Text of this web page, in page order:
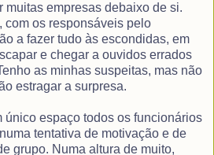
muitas empresas debaixo de si.
com os responsáveis pelo
a fazer tudo às escondidas, em
e chegar a ouvidos errados
as minhas suspeitas, mas não
estragar a surpresa.
único espaço todos os funcionários
tentativa de motivação e de
grupo. Numa altura de muito,